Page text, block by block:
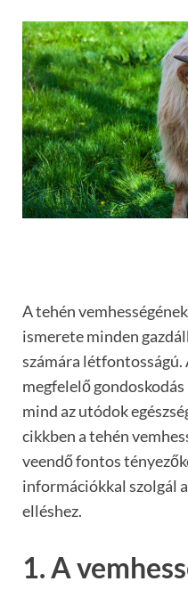
A tehén
ismerete minden
számára létfontosságú.
megfelelő
mind az utódok
cikkben a tehén
veendő fontos
információkkal szolgál
elléshez.
1. A